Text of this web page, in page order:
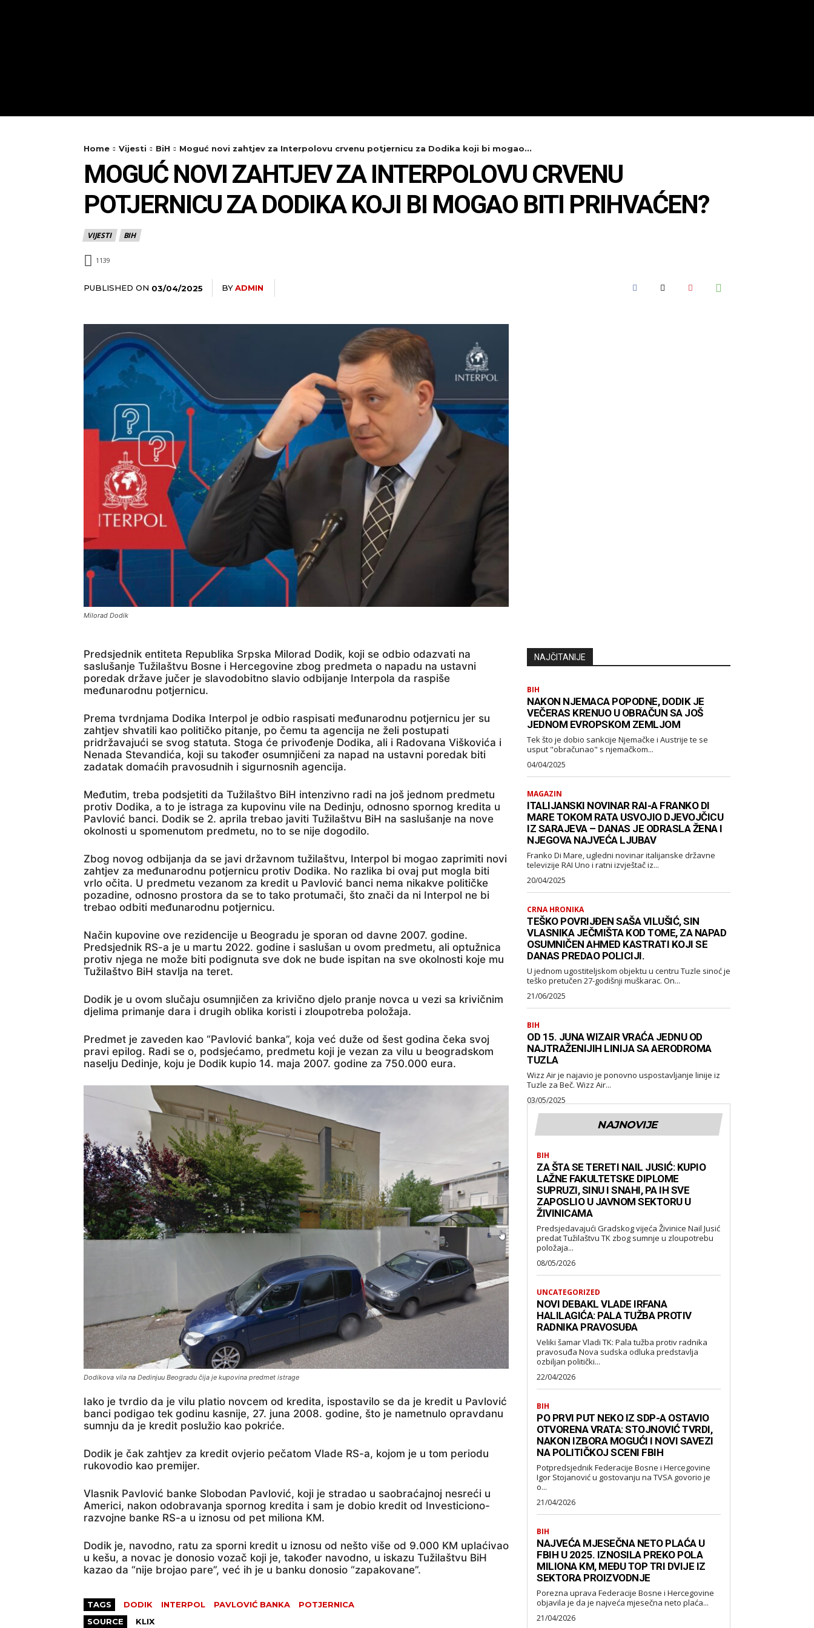
Home Vijesti BiH Moguć novi zahtjev za Interpolovu crvenu potjernicu za Dodika koji bi mogao...
MOGUĆ NOVI ZAHTJEV ZA INTERPOLOVU CRVENU
POTJERNICU ZA DODIKA KOJI BI MOGAO BITI PRIHVAĆEN?
VIJESTI BIH
1139
PUBLISHED ON 03/04/2025 BYADMIN
Milorad Dodik
Predsjednik entiteta Republika Srpska Milorad Dodik, koji se odbio odazvati na
saslušanje Tužilaštvu Bosne i Hercegovine zbog predmeta o napadu na ustavni
poredak države jučer je slavodobitno slavio odbijanje Interpola da raspiše
međunarodnu potjernicu.
Prema tvrdnjama Dodika Interpol je odbio raspisati međunarodnu potjernicu jer su
zahtjev shvatili kao političko pitanje, po čemu ta agencija ne želi postupati
pridržavajući se svog statuta. Stoga će privođenje Dodika, ali i Radovana Viškovića i
Nenada Stevandića, koji su također osumnjičeni za napad na ustavni poredak biti
zadatak domaćih pravosudnih i sigurnosnih agencija.
Međutim, treba podsjetiti da Tužilaštvo BiH intenzivno radi na još jednom predmetu
protiv Dodika, a to je istraga za kupovinu vile na Dedinju, odnosno spornog kredita u
Pavlović banci. Dodik se 2. aprila trebao javiti Tužilaštvu BiH na saslušanje na nove
okolnosti u spomenutom predmetu, no to se nije dogodilo.
Zbog novog odbijanja da se javi državnom tužilaštvu, Interpol bi mogao zaprimiti novi
zahtjev za međunarodnu potjernicu protiv Dodika. No razlika bi ovaj put mogla biti
vrlo očita. U predmetu vezanom za kredit u Pavlović banci nema nikakve političke
pozadine, odnosno prostora da se to tako protumači, što znači da ni Interpol ne bi
trebao odbiti međunarodnu potjernicu.
Način kupovine ove rezidencije u Beogradu je sporan od davne 2007. godine.
Predsjednik RS-a je u martu 2022. godine i saslušan u ovom predmetu, ali optužnica
protiv njega ne može biti podignuta sve dok ne bude ispitan na sve okolnosti koje mu
Tužilaštvo BiH stavlja na teret.
Dodik je u ovom slučaju osumnjičen za krivično djelo pranje novca u vezi sa krivičnim
djelima primanje dara i drugih oblika koristi i zloupotreba položaja.
Predmet je zaveden kao “Pavlović banka”, koja već duže od šest godina čeka svoj
pravi epilog. Radi se o, podsjećamo, predmetu koji je vezan za vilu u beogradskom
naselju Dedinje, koju je Dodik kupio 14. maja 2007. godine za 750.000 eura.
Dodikova vila na Dedinjuu Beogradu čija je kupovina predmet istrage
Iako je tvrdio da je vilu platio novcem od kredita, ispostavilo se da je kredit u Pavlović
banci podigao tek godinu kasnije, 27. juna 2008. godine, što je nametnulo opravdanu
sumnju da je kredit poslužio kao pokriće.
Dodik je čak zahtjev za kredit ovjerio pečatom Vlade RS-a, kojom je u tom periodu
rukovodio kao premijer.
Vlasnik Pavlović banke Slobodan Pavlović, koji je stradao u saobraćajnoj nesreći u
Americi, nakon odobravanja spornog kredita i sam je dobio kredit od Investiciono-
razvojne banke RS-a u iznosu od pet miliona KM.
Dodik je, navodno, ratu za sporni kredit u iznosu od nešto više od 9.000 KM uplaćivao
u kešu, a novac je donosio vozač koji je, također navodno, u iskazu Tužilaštvu BiH
kazao da “nije brojao pare”, već ih je u banku donosio “zapakovane”.
TAGS DODIK INTERPOL PAVLOVIĆ BANKA
POTJERNICA
SOURCE
KLIX
NAJČITANIJE
BIH
NAKON NJEMACA POPODNE, DODIK JE
VEČERAS KRENUO U OBRAČUN SA JOŠ
JEDNOM EVROPSKOM ZEMLJOM
Tek što je dobio sankcije Njemačke i Austrije te se
usput "obračunao" s njemačkom...
04/04/2025
MAGAZIN
ITALIJANSKI NOVINAR RAI-A FRANKO DI
MARE TOKOM RATA USVOJIO DJEVOJČICU
IZ SARAJEVA – DANAS JE ODRASLA ŽENA I
NJEGOVA NAJVEĆA LJUBAV
Franko Di Mare, ugledni novinar italijanske državne
televizije RAI Uno i ratni izvještač iz...
20/04/2025
CRNA HRONIKA
TEŠKO POVRIJĐEN SAŠA VILUŠIĆ, SIN
VLASNIKA JEČMIŠTA KOD TOME, ZA NAPAD
OSUMNIČEN AHMED KASTRATI KOJI SE
DANAS PREDAO POLICIJI.
U jednom ugostiteljskom objektu u centru Tuzle sinoć je
teško pretučen 27-godišnji muškarac. On...
21/06/2025
BIH
OD 15. JUNA WIZAIR VRAĆA JEDNU OD
NAJTRAŽENIJIH LINIJA SA AERODROMA
TUZLA
Wizz Air je najavio je ponovno uspostavljanje linije iz
Tuzle za Beč. Wizz Air...
03/05/2025
NAJNOVIJE
BIH
ZA ŠTA SE TERETI NAIL JUSIĆ: KUPIO
LAŽNE FAKULTETSKE DIPLOME
SUPRUZI, SINU I SNAHI, PA IH SVE
ZAPOSLIO U JAVNOM SEKTORU U
ŽIVINICAMA
Predsjedavajući Gradskog vijeća Živinice Nail Jusić
predat Tužilaštvu TK zbog sumnje u zloupotrebu
položaja...
08/05/2026
UNCATEGORIZED
NOVI DEBAKL VLADE IRFANA
HALILAGIĆA: PALA TUŽBA PROTIV
RADNIKA PRAVOSUĐA
Veliki šamar Vladi TK: Pala tužba protiv radnika
pravosuđa Nova sudska odluka predstavlja
ozbiljan politički...
22/04/2026
BIH
PO PRVI PUT NEKO IZ SDP-A OSTAVIO
OTVORENA VRATA: STOJNOVIĆ TVRDI,
NAKON IZBORA MOGUĆI I NOVI SAVEZI
NA POLITIČKOJ SCENI FBIH
Potpredsjednik Federacije Bosne i Hercegovine
Igor Stojanović u gostovanju na TVSA govorio je
o...
21/04/2026
BIH
NAJVEĆA MJESEČNA NETO PLAĆA U
FBIH U 2025. IZNOSILA PREKO POLA
MILIONA KM, MEĐU TOP TRI DVIJE IZ
SEKTORA PROIZVODNJE
Porezna uprava Federacije Bosne i Hercegovine
objavila je da je najveća mjesečna neto plaća...
21/04/2026